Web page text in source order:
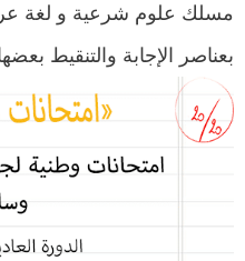
مسلك علوم شرعية و لغة
بعناصر الإجابة والتنقيط